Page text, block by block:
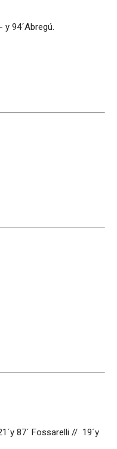
y 94´Abregú.
87´ Fossarelli // 19´y